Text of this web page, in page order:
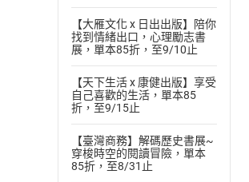
【大雁文化 x 日出出版】陪你
找到情緒出口，心理勵志書
展，單本85折，至9/10止
【天下生活 x 康健出版】享受
自己喜歡的生活，單本85
折，至9/15止
【臺灣商務】解碼歷史書展~
穿梭時空的閱讀冒險，單本
85折，至8/31止